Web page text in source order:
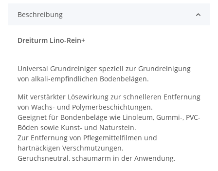
Beschreibung
Dreiturm Lino-Rein+
Universal Grundreiniger speziell zur Grundreinigung
von alkali-empfindlichen Bodenbelägen.
Mit verstärkter Lösewirkung zur schnelleren Entfernung
von Wachs- und Polymerbeschichtungen.
Geeignet für Bondenbeläge wie Linoleum, Gummi-, PVC-
Böden sowie Kunst- und Naturstein.
Zur Entfernung von Pflegemittelfilmen und
hartnäckigen Verschmutzungen.
Geruchsneutral, schaumarm in der Anwendung.